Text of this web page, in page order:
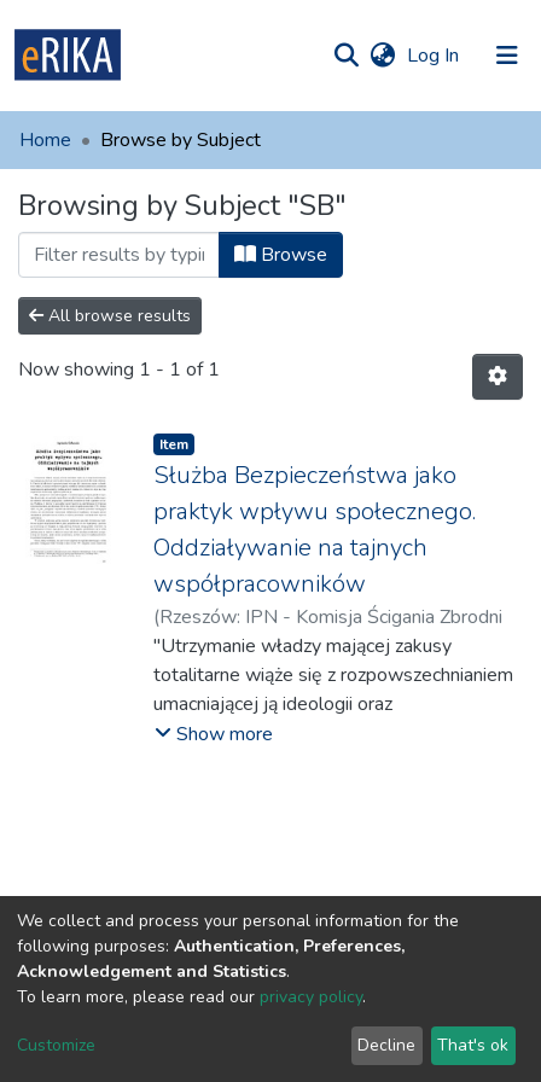
Log In (current)
UAFM
For authors
Help
Contact
Home Browse by Subject
Browsing by Subject "SB"
Browse
All browse results
Now showing 1 - 1 of 1
Item
Służba Bezpieczeństwa jako
praktyk wpływu społecznego.
Oddziaływanie na tajnych
współpracowników
(Rzeszów: IPN - Komisja Ścigania Zbrodni
przeciwko Narodowi Polskiemu,2013
Gałkowska, Agnieszka
"Utrzymanie władzy mającej zakusy
totalitarne wiąże się z rozpowszechnianiem
umacniającej ją ideologii oraz
kontrolowaniem niemal wszystkich sfer
kształtujących społeczeństwo według
potrzeb rządzących. Kluczowe staje się więc
zagadnienie skutecznego wpływu
Show more
DSpace software copyright © 2002-2026 LYRASIS
Regulations
We collect and process your personal information for the
following purposes: Authentication, Preferences,
Acknowledgement and Statistics.
To learn more, please read our privacy policy.
Customize Decline That's ok